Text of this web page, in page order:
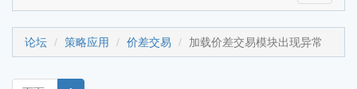
论坛 策略应用 价差交易 加载价差交易模块出现异常